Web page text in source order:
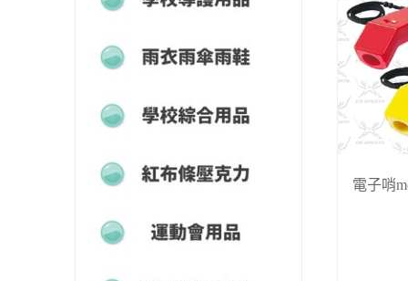
雨衣兩傘雨鞋
學校綜合用品
電子哨